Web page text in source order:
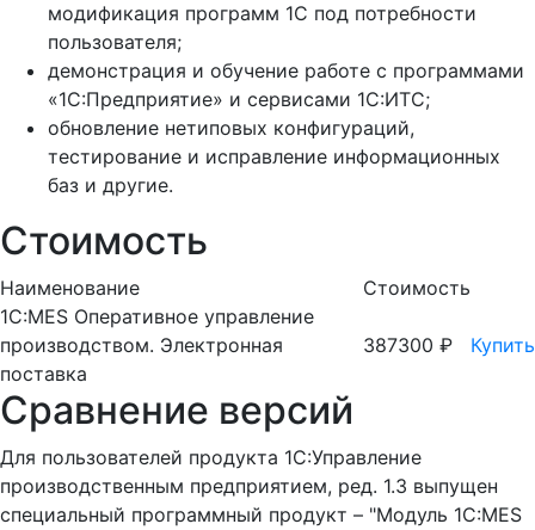
модификация программ 1С под потребности
пользователя;
демонстрация и обучение работе с программами
«1С:Предприятие» и сервисами 1С:ИТС;
обновление нетиповых конфигураций,
тестирование и исправление информационных
баз и другие.
Стоимость
Наименование
Стоимость
1С:MES Оперативное управление
производством. Электронная
поставка
387300 ₽ Купить
Сравнение версий
Для пользователей продукта 1С:Управление
производственным предприятием, ред. 1.3 выпущен
специальный программный продукт – "Модуль 1С:MES